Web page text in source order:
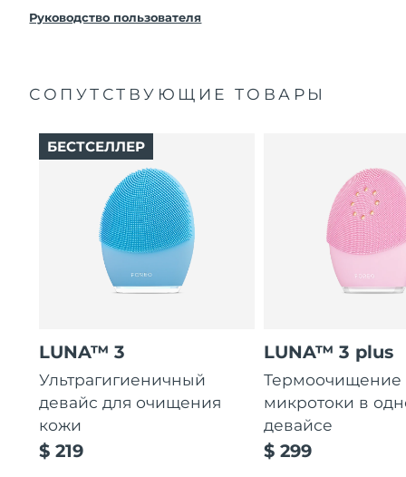
FOREO заменит его бесплатно.
Руководство пользователя
СОПУТСТВУЮЩИЕ ТОВАРЫ
LUNA™ 3
Ультрагигиеничный
девайс для очищения
кожи
$ 219
БЕСТСЕЛЛЕР
LUNA™ 3 plus
Термоочищение
микротоки в
девайсе
$ 299